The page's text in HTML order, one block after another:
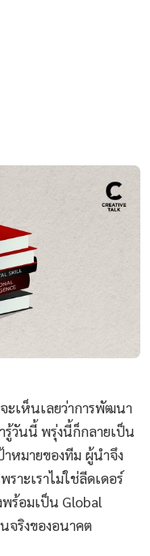
ะเห็นเลยว่าการพัฒนา
รู้วันนี้ พรุ่งนี้ก็กลายเป็น
าหมายของทีม ผู้นำจึง
าะเราไม่ใช่ลีดเดอร์
ร้อมเป็น Global
จริงของอนาคต